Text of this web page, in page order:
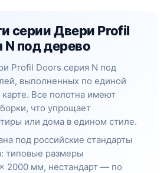
серии Двери Profil
N под дерево
Profil Doors серия N под
выполненных по единой
Все полотна имеют
что упрощает
или дома в едином стиле.
под российские стандарты
типовые размеры
2000 мм, нестандарт — по